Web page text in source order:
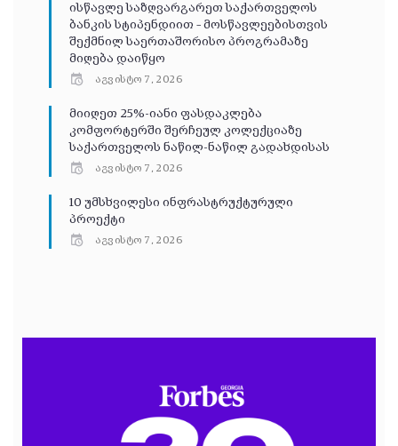
ისწავლე საზღვარგარეთ საქართველოს
ბანკის სტიპენდიით – მოსწავლეებისთვის
შექმნილ საერთაშორისო პროგრამაზე
მიღება დაიწყო
აგვისტო 7, 2026
მიიღეთ 25%-იანი ფასდაკლება
კომფორტერში შერჩეულ კოლექციაზე
საქართველოს ნაწილ-ნაწილ გადახდისას
აგვისტო 7, 2026
10 უმსხვილესი ინფრასტრუქტურული
პროექტი
აგვისტო 7, 2026